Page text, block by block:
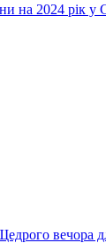
на 2024 рік у
вечора